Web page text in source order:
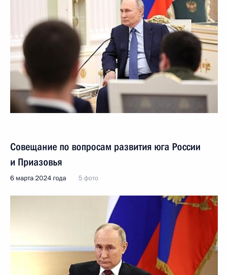
Совещание по вопросам развития юга России
и Приазовья
6 марта 2024 года 5 фото